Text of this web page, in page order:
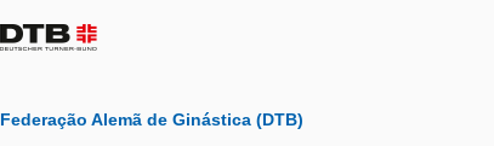
Federação Alemã de Ginástica (DTB)